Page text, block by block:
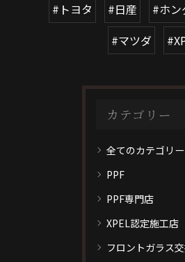
#トヨタ
#日産 #ホン
#マツダ
カテゴリー
全てのカテゴリー
PPF
PPF専門店
XPEL認定施工店
フロントガラス